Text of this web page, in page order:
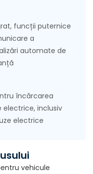
funcții puternice
a
automate de
încărcarea
inclusiv
electrice
vehicule